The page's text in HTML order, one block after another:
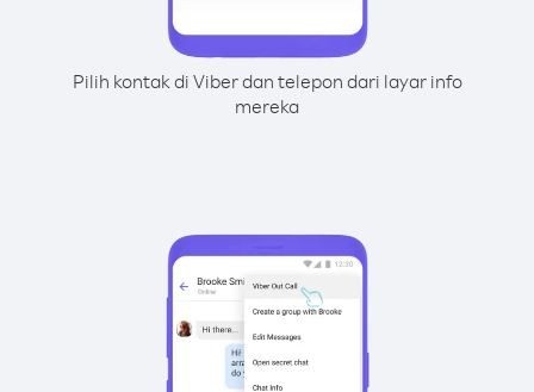
Pilih kontak di Viber dan telepon dari layar info
mereka